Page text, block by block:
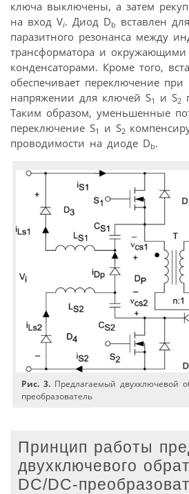
ключа выключены, а затем
на вход Vi. Диод Db вставлен
паразитного резонанса между
трансформатора и окружающими
конденсаторами. Кроме того,
обеспечивает переключение при
напряжении для ключей S1 и S2
Таким образом, уменьшенные
переключение S1 и S2
проводимости на диоде Db.
Рис. 3. Предлагаемый двухключевой
преобразователь
Принцип работы
двухключевого
DC/DC-